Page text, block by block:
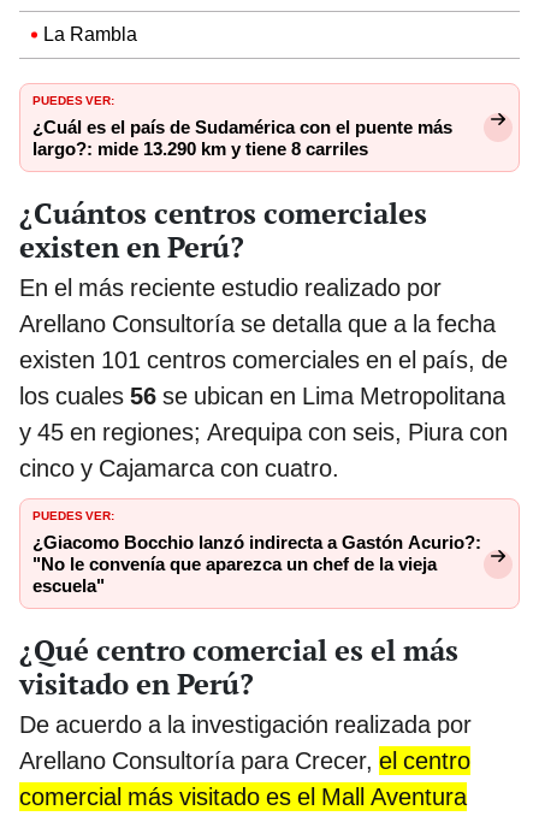
La Rambla
PUEDES VER:
¿Cuál es el país de Sudamérica con el puente más
largo?: mide 13.290 km y tiene 8 carriles
¿Cuántos centros comerciales
existen en Perú?
En el más reciente estudio realizado por
Arellano Consultoría se detalla que a la fecha
existen 101 centros comerciales en el país, de
los cuales 56 se ubican en Lima Metropolitana
y 45 en regiones; Arequipa con seis, Piura con
cinco y Cajamarca con cuatro.
PUEDES VER:
¿Giacomo Bocchio lanzó indirecta a Gastón Acurio?:
"No le convenía que aparezca un chef de la vieja
escuela"
¿Qué centro comercial es el más
visitado en Perú?
De acuerdo a la investigación realizada por
Arellano Consultoría para Crecer, el centro
comercial más visitado es el Mall Aventura